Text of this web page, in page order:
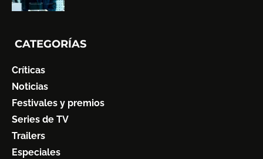
CATEGORÍAS
Críticas
Noticias
Festivales y premios
Series de TV
Trailers
Especiales